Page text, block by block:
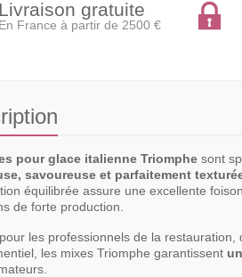
Livraison gratuite
En France à partir de 2500 €
pour glace italienne Triomphe sont
savoureuse et parfaitement
équilibrée assure une excellente
de forte production.
les professionnels de la
les mixes Triomphe garantissent